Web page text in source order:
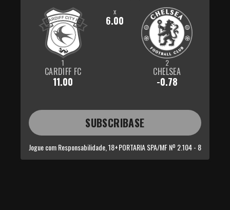
1
CARDIFF FC
11.00
x
6.00
2
CHELSEA
-0.78
SUBSCRIBASE
Jogue com Responsabilidade, 18+PORTARIA SPA/MF Nº 2.104 - 8